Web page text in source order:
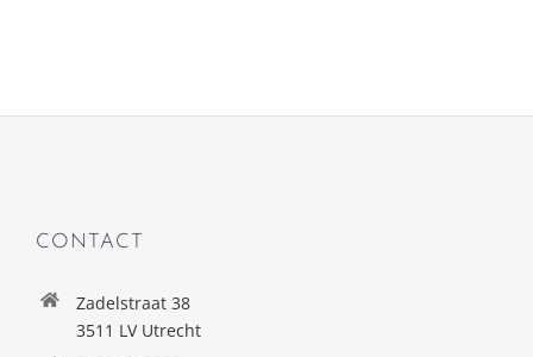
CONTACT
Zadelstraat 38
3511 LV Utrecht